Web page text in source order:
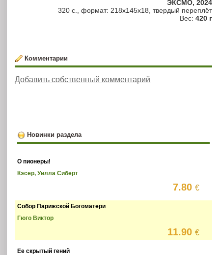
ЭКСМО, 2024
320 с., формат: 218х145х18, твердый переплёт
Вес: 420 г
Комментарии
Добавить собственный комментарий
Новинки раздела
О пионеры!
Кэсер, Уилла Сиберт
7.80€
Собор Парижской Богоматери
Гюго Виктор
11.90€
Ее скрытый гений